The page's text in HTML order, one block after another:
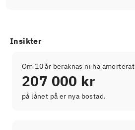
Insikter
Om 10 år beräknas ni ha amorterat
207 000 kr
på lånet på er nya bostad.